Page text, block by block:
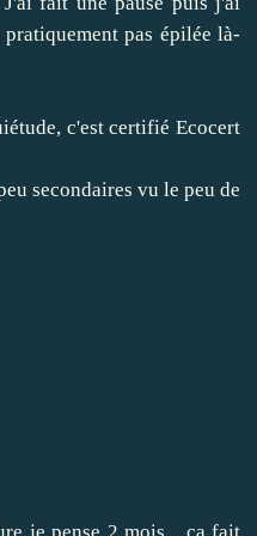
pas épilée là-
c'est certifié Ecocert
secondaires vu le peu de